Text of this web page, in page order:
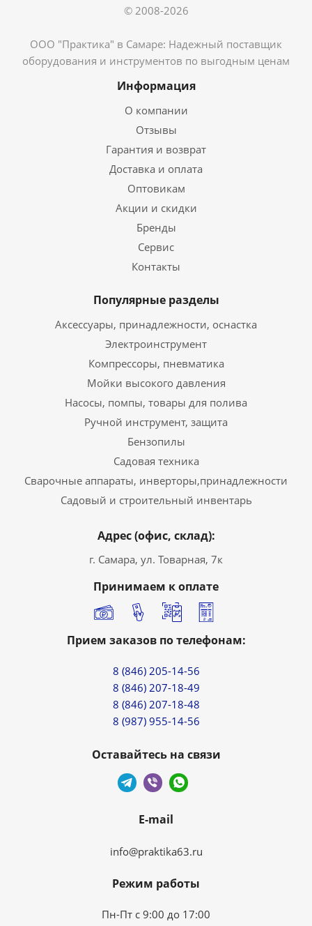
© 2008-2026
ООО "Практика" в Самаре: Надежный поставщик
оборудования и инструментов по выгодным ценам
Информация
О компании
Отзывы
Гарантия и возврат
Доставка и оплата
Оптовикам
Акции и скидки
Бренды
Сервис
Контакты
Популярные разделы
Аксессуары, принадлежности, оснастка
Электроинструмент
Компрессоры, пневматика
Мойки высокого давления
Насосы, помпы, товары для полива
Ручной инструмент, защита
Бензопилы
Садовая техника
Сварочные аппараты, инверторы,принадлежности
Садовый и строительный инвентарь
Адрес (офис, склад):
г. Самара, ул. Товарная, 7к
Принимаем к оплате
Прием заказов по телефонам:
8 (846) 205-14-56
8 (846) 207-18-49
8 (846) 207-18-48
8 (987) 955-14-56
Оставайтесь на связи
E-mail
info@praktika63.ru
Режим работы
Пн-Пт с 9:00 до 17:00